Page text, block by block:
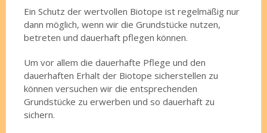
Ein Schutz der wertvollen Biotope ist regelmäßig nur
dann möglich, wenn wir die Grundstücke nutzen,
betreten und dauerhaft pflegen können.
Um vor allem die dauerhafte Pflege und den
dauerhaften Erhalt der Biotope sicherstellen zu
können versuchen wir die entsprechenden
Grundstücke zu erwerben und so dauerhaft zu
sichern.